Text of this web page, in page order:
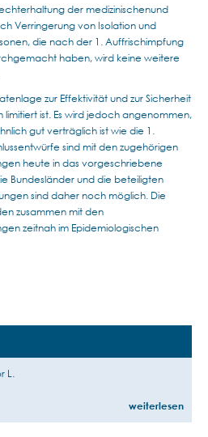
der medizinischenund
Verringerung von Isolation und
die nach der 1. Auffrischimpfung
haben, wird keine weitere
zur Effektivität und zur Sicherheit
ist. Es wird jedoch angenommen,
gut verträglich ist wie die 1.
sind mit den zugehörigen
heute in das vorgeschriebene
Bundesländer und die beteiligten
sind daher noch möglich. Die
zusammen mit den
zeitnah im Epidemiologischen
L.
weiterlesen